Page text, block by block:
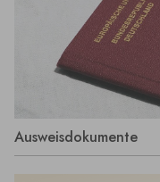
Ausweisdokumente